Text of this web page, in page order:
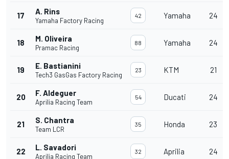
17 A. Rins
Yamaha Factory Racing
42 Yamaha 24
18 M. Oliveira
Pramac Racing
88 Yamaha 24
19 E. Bastianini
Tech3 GasGas Factory Racing
23 KTM 21
20 F. Aldeguer
Aprilia Racing Team
54 Ducati 24
21 S. Chantra
Team LCR
35 Honda 23
22 L. Savadori
Aprilia Racing Team
32 Aprilia 24